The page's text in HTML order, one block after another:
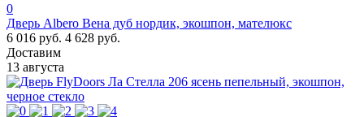
0
Дверь Albero Вена дуб нордик, экошпон, мателюкс
6 016 руб. 4 628 руб.
Доставим
13 августа